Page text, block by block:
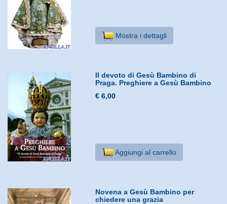
Mostra i dettagli
Il devoto di Gesù Bambino di
Praga. Preghiere a Gesù Bambino
€ 6,00
Aggiungi al carrello
Novena a Gesù Bambino per
chiedere una grazia